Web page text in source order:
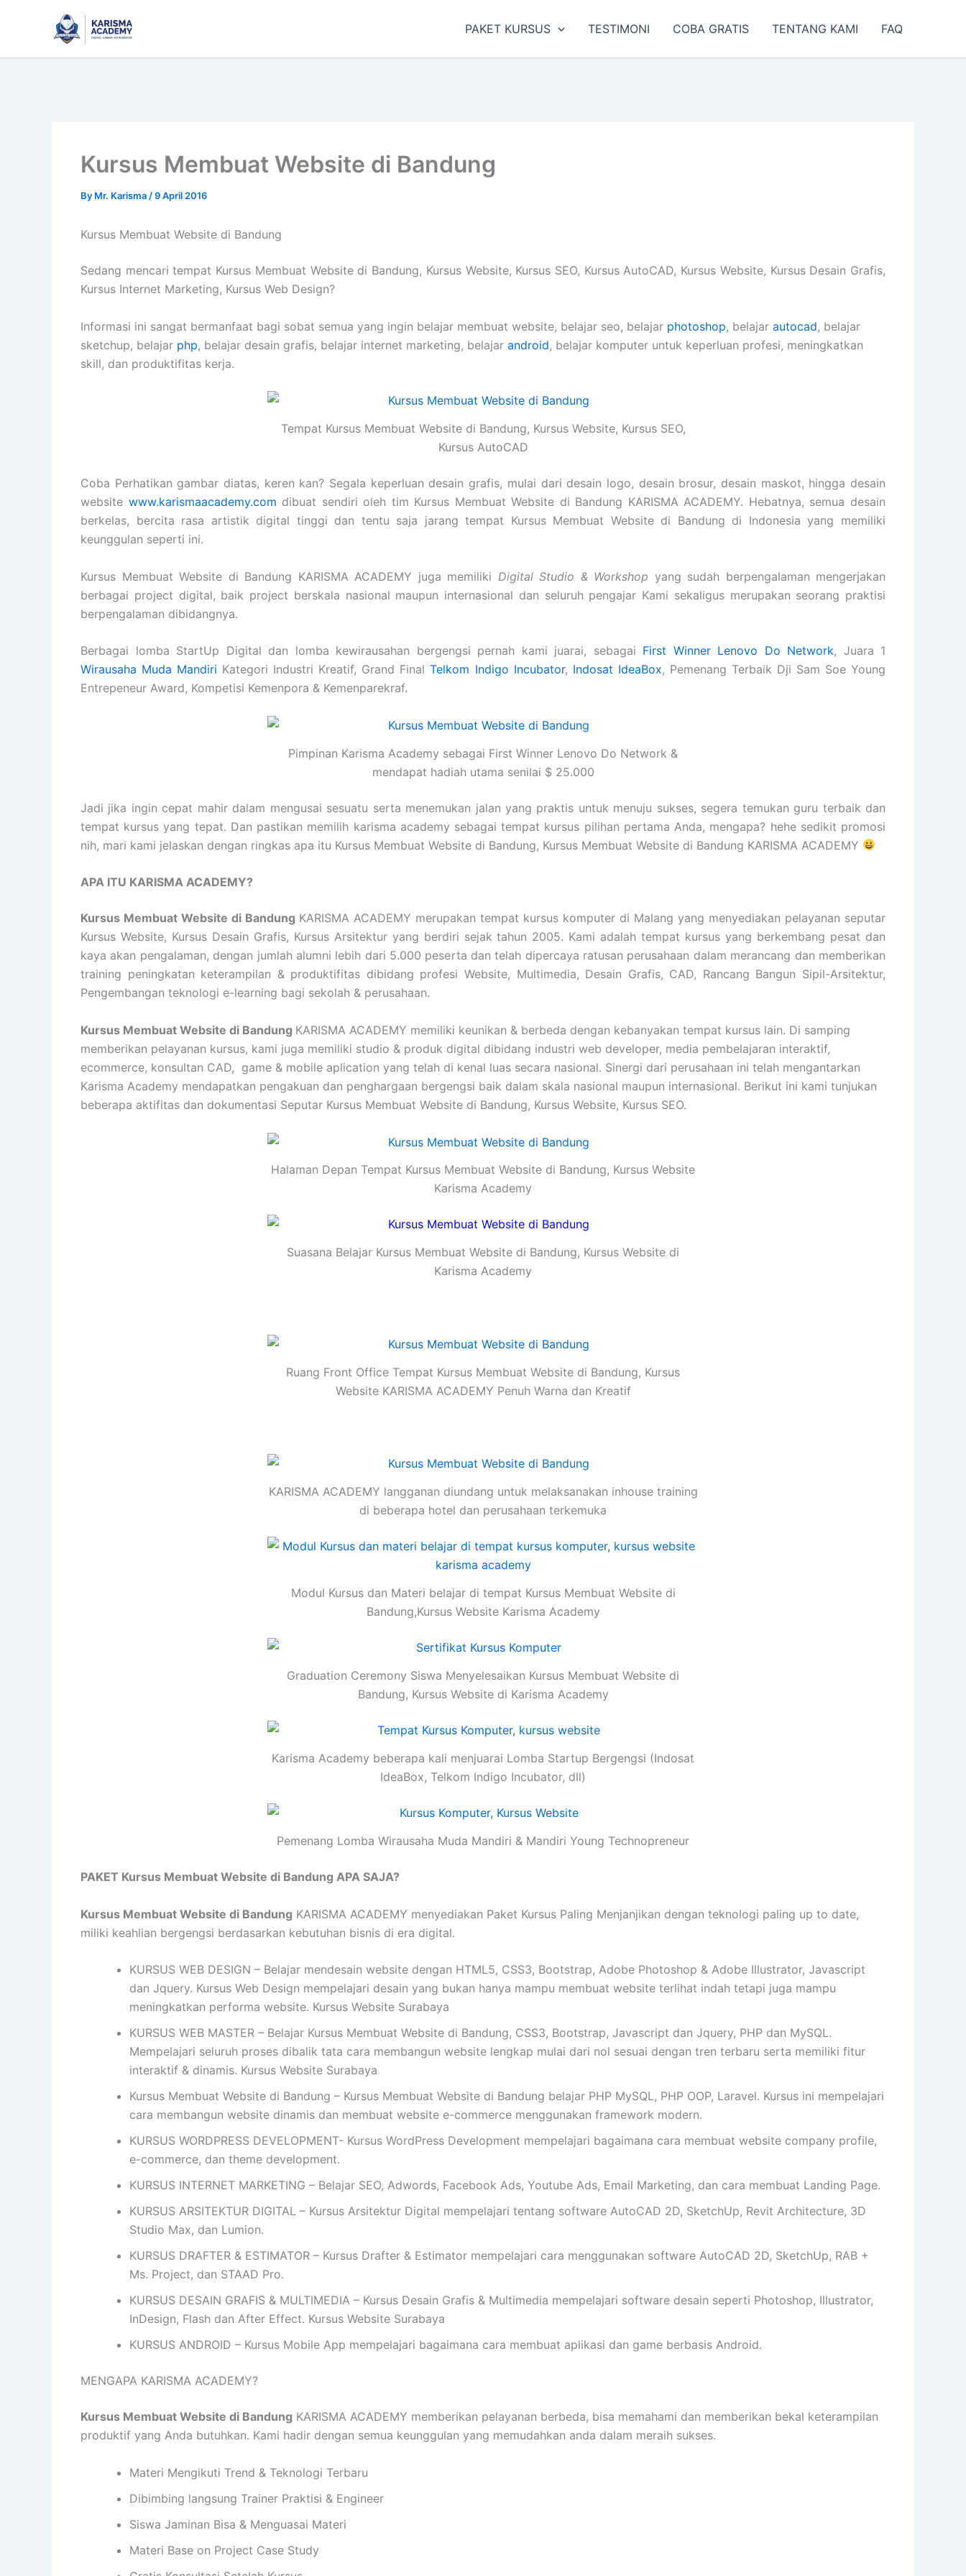
PAKET KURSUS TESTIMONI COBA GRATIS TENTANG KAMI FAQ
Kursus Membuat Website di Bandung
By Mr. Karisma /9 April 2016
Kursus Membuat Website di Bandung
Sedang mencari tempat Kursus Membuat Website di Bandung, Kursus Website, Kursus SEO, Kursus AutoCAD, Kursus Website, Kursus Desain Grafis,
Kursus Internet Marketing, Kursus Web Design?
Informasi ini sangat bermanfaat bagi sobat semua yang ingin belajar membuat website, belajar seo, belajar photoshop, belajar autocad, belajar
sketchup, belajar php, belajar desain grafis, belajar internet marketing, belajar android, belajar komputer untuk keperluan profesi, meningkatkan
skill, dan produktifitas kerja.
Tempat Kursus Membuat Website di Bandung, Kursus Website, Kursus SEO,
Kursus AutoCAD
Coba Perhatikan gambar diatas, keren kan? Segala keperluan desain grafis, mulai dari desain logo, desain brosur, desain maskot, hingga desain
website www.karismaacademy.com dibuat sendiri oleh tim Kursus Membuat Website di Bandung KARISMA ACADEMY. Hebatnya, semua desain
berkelas, bercita rasa artistik digital tinggi dan tentu saja jarang tempat Kursus Membuat Website di Bandung di Indonesia yang memiliki
keunggulan seperti ini.
Kursus Membuat Website di Bandung KARISMA ACADEMY juga memiliki Digital Studio & Workshop yang sudah berpengalaman mengerjakan
berbagai project digital, baik project berskala nasional maupun internasional dan seluruh pengajar Kami sekaligus merupakan seorang praktisi
berpengalaman dibidangnya.
Berbagai lomba StartUp Digital dan lomba kewirausahan bergengsi pernah kami juarai, sebagai First Winner Lenovo Do Network, Juara 1
Wirausaha Muda Mandiri Kategori Industri Kreatif, Grand FinalTelkom Indigo Incubator, Indosat IdeaBox, Pemenang Terbaik Dji Sam Soe Young
Entrepeneur Award, Kompetisi Kemenpora & Kemenparekraf.
Pimpinan Karisma Academy sebagai First Winner Lenovo Do Network &
mendapat hadiah utama senilai $ 25.000
Jadi jika ingin cepat mahir dalam mengusai sesuatu serta menemukan jalan yang praktis untuk menuju sukses, segera temukan guru terbaik dan
tempat kursus yang tepat. Dan pastikan memilih karisma academy sebagai tempat kursus pilihan pertama Anda, mengapa? hehe sedikit promosi
nih, mari kami jelaskan dengan ringkas apa itu Kursus Membuat Website di Bandung, Kursus Membuat Website di Bandung KARISMA ACADEMY
APA ITU KARISMA ACADEMY?
Kursus Membuat Website di Bandung KARISMA ACADEMY merupakan tempat kursus komputer di Malang yang menyediakan pelayanan seputar
Kursus Website, Kursus Desain Grafis, Kursus Arsitektur yang berdiri sejak tahun 2005. Kami adalah tempat kursus yang berkembang pesat dan
kaya akan pengalaman, dengan jumlah alumni lebih dari 5.000 peserta dan telah dipercaya ratusan perusahaan dalam merancang dan memberikan
training peningkatan keterampilan & produktifitas dibidang profesi Website, Multimedia, Desain Grafis, CAD, Rancang Bangun Sipil-Arsitektur,
Pengembangan teknologi e-learning bagi sekolah & perusahaan.
Kursus Membuat Website di Bandung KARISMA ACADEMY memiliki keunikan & berbeda dengan kebanyakan tempat kursus lain. Di samping
memberikan pelayanan kursus, kami juga memiliki studio & produk digital dibidang industri web developer, media pembelajaran interaktif,
ecommerce, konsultan CAD, game & mobile aplication yang telah di kenal luas secara nasional. Sinergi dari perusahaan ini telah mengantarkan
Karisma Academy mendapatkan pengakuan dan penghargaan bergengsi baik dalam skala nasional maupun internasional. Berikut ini kami tunjukan
beberapa aktifitas dan dokumentasi Seputar Kursus Membuat Website di Bandung, Kursus Website, Kursus SEO.
Halaman Depan Tempat Kursus Membuat Website di Bandung, Kursus Website
Karisma Academy
Suasana Belajar Kursus Membuat Website di Bandung, Kursus Website di
Karisma Academy
Ruang Front Office Tempat Kursus Membuat Website di Bandung, Kursus
Website KARISMA ACADEMY Penuh Warna dan Kreatif
KARISMA ACADEMY langganan diundang untuk melaksanakan inhouse training
di beberapa hotel dan perusahaan terkemuka
Modul Kursus dan Materi belajar di tempat Kursus Membuat Website di
Bandung,Kursus Website Karisma Academy
Graduation Ceremony Siswa Menyelesaikan Kursus Membuat Website di
Bandung, Kursus Website di Karisma Academy
Karisma Academy beberapa kali menjuarai Lomba Startup Bergengsi (Indosat
IdeaBox, Telkom Indigo Incubator, dll)
Pemenang Lomba Wirausaha Muda Mandiri & Mandiri Young Technopreneur
PAKET Kursus Membuat Website di Bandung APA SAJA?
Kursus Membuat Website di Bandung KARISMA ACADEMY menyediakan Paket Kursus Paling Menjanjikan dengan teknologi paling up to date,
miliki keahlian bergengsi berdasarkan kebutuhan bisnis di era digital.
KURSUS WEB DESIGN – Belajar mendesain website dengan HTML5, CSS3, Bootstrap, Adobe Photoshop & Adobe Illustrator, Javascript
dan Jquery. Kursus Web Design mempelajari desain yang bukan hanya mampu membuat website terlihat indah tetapi juga mampu
meningkatkan performa website. Kursus Website Surabaya
KURSUS WEB MASTER – Belajar Kursus Membuat Website di Bandung, CSS3, Bootstrap, Javascript dan Jquery, PHP dan MySQL.
Mempelajari seluruh proses dibalik tata cara membangun website lengkap mulai dari nol sesuai dengan tren terbaru serta memiliki fitur
interaktif & dinamis. Kursus Website Surabaya
Kursus Membuat Website di Bandung – Kursus Membuat Website di Bandung belajar PHP MySQL, PHP OOP, Laravel. Kursus ini mempelajari
cara membangun website dinamis dan membuat website e-commerce menggunakan framework modern.
KURSUS WORDPRESS DEVELOPMENT- Kursus WordPress Development mempelajari bagaimana cara membuat website company profile,
e-commerce, dan theme development.
KURSUS INTERNET MARKETING – Belajar SEO, Adwords, Facebook Ads, Youtube Ads, Email Marketing, dan cara membuat Landing Page.
KURSUS ARSITEKTUR DIGITAL – Kursus Arsitektur Digital mempelajari tentang software AutoCAD 2D, SketchUp, Revit Architecture, 3D
Studio Max, dan Lumion.
KURSUS DRAFTER & ESTIMATOR – Kursus Drafter & Estimator mempelajari cara menggunakan software AutoCAD 2D, SketchUp, RAB +
Ms. Project, dan STAAD Pro.
KURSUS DESAIN GRAFIS & MULTIMEDIA – Kursus Desain Grafis & Multimedia mempelajari software desain seperti Photoshop, Illustrator,
InDesign, Flash dan After Effect. Kursus Website Surabaya
KURSUS ANDROID – Kursus Mobile App mempelajari bagaimana cara membuat aplikasi dan game berbasis Android.
MENGAPA KARISMA ACADEMY?
Kursus Membuat Website di Bandung KARISMA ACADEMY memberikan pelayanan berbeda, bisa memahami dan memberikan bekal keterampilan
produktif yang Anda butuhkan. Kami hadir dengan semua keunggulan yang memudahkan anda dalam meraih sukses.
Materi Mengikuti Trend & Teknologi Terbaru
Dibimbing langsung Trainer Praktisi & Engineer
Siswa Jaminan Bisa & Menguasai Materi
Materi Base on Project Case Study